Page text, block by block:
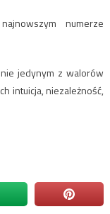
numerze
jedynym z walorów
intuicja, niezależność,